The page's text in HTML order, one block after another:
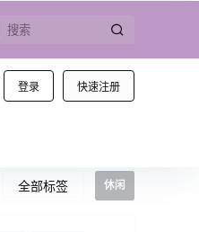
登录 快速注册
全部标签 休闲